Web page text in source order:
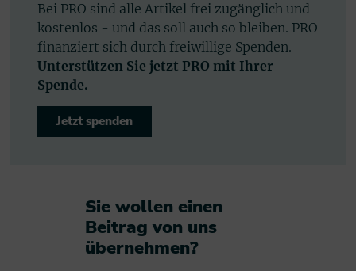
Bei PRO sind alle Artikel frei zugänglich und
kostenlos - und das soll auch so bleiben. PRO
finanziert sich durch freiwillige Spenden.
Unterstützen Sie jetzt PRO mit Ihrer
Spende.
Jetzt spenden
Sie wollen einen
Beitrag von uns
übernehmen?​